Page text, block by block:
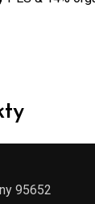
95652